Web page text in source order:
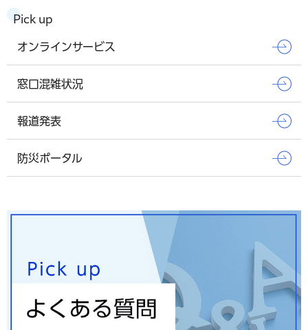
Pick up
オンラインサービス
窓口混雑状況
報道発表
防災ポータル